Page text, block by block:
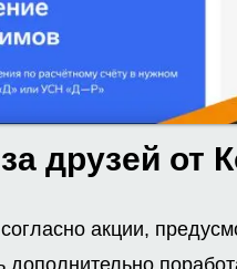
друзей от
акции,